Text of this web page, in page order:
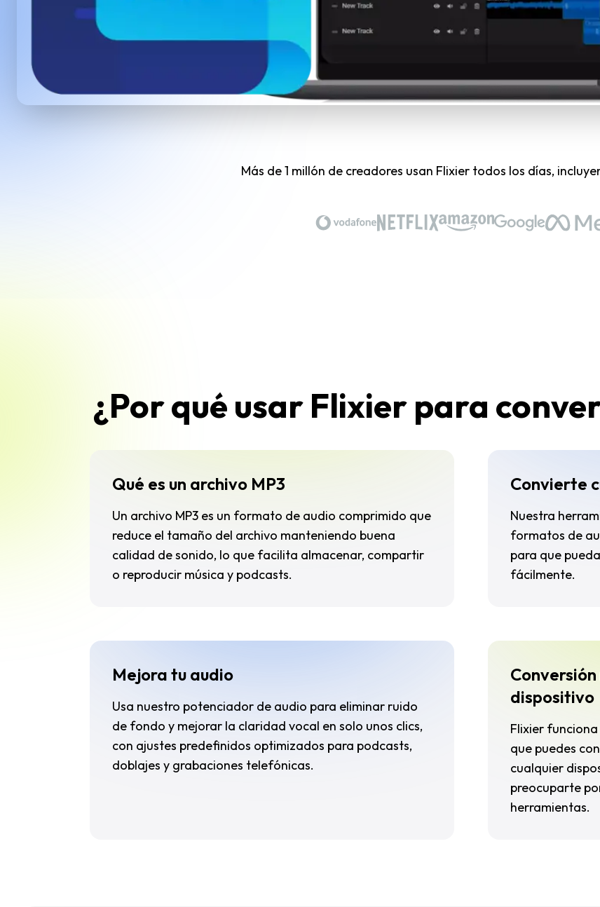
Más de 1 millón de creadores usan Flixier todos los días,
¿Por qué usar Flixier para
Qué es un archivo MP3
Un archivo MP3 es un formato de audio comprimido que
reduce el tamaño del archivo manteniendo buena
calidad de sonido, lo que facilita almacenar, compartir
o reproducir música y podcasts.
Convierte
Nuestra
formatos de
para que
fácilmente.
Mejora tu audio
Usa nuestro potenciador de audio para eliminar ruido
de fondo y mejorar la claridad vocal en solo unos clics,
con ajustes predefinidos optimizados para podcasts,
doblajes y grabaciones telefónicas.
dispositivo
Flixier
que puedes
cualquier
preocuparte
herramientas.